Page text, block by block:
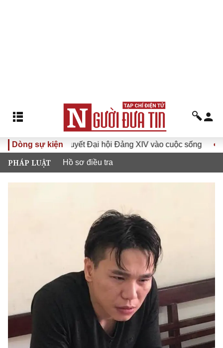
Dòng sự kiện
Nghị quyết Đại hội Đảng XIV vào cuộc sống Hướng
PHÁP LUẬT Hồ sơ điều tra